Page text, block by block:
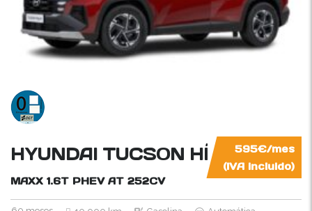
595€/mes
(IVA incluido)
HYUNDAI TUCSON HÍBRIDO
MAXX 1.6T PHEV AT 252CV